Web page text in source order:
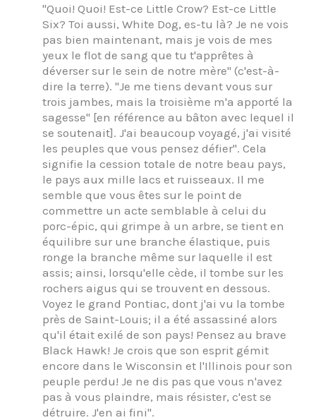
"Quoi! Quoi! Est-ce Little Crow? Est-ce Little
Six? Toi aussi, White Dog, es-tu là? Je ne vois
pas bien maintenant, mais je vois de mes
yeux le flot de sang que tu t'apprêtes à
déverser sur le sein de notre mère" (c'est-à-
dire la terre). "Je me tiens devant vous sur
trois jambes, mais la troisième m'a apporté la
sagesse" [en référence au bâton avec lequel il
se soutenait]. J'ai beaucoup voyagé, j'ai visité
les peuples que vous pensez défier". Cela
signifie la cession totale de notre beau pays,
le pays aux mille lacs et ruisseaux. Il me
semble que vous êtes sur le point de
commettre un acte semblable à celui du
porc-épic, qui grimpe à un arbre, se tient en
équilibre sur une branche élastique, puis
ronge la branche même sur laquelle il est
assis; ainsi, lorsqu'elle cède, il tombe sur les
rochers aigus qui se trouvent en dessous.
Voyez le grand Pontiac, dont j'ai vu la tombe
près de Saint-Louis; il a été assassiné alors
qu'il était exilé de son pays! Pensez au brave
Black Hawk! Je crois que son esprit gémit
encore dans le Wisconsin et l'Illinois pour son
peuple perdu! Je ne dis pas que vous n'avez
pas à vous plaindre, mais résister, c'est se
détruire. J'en ai fini".